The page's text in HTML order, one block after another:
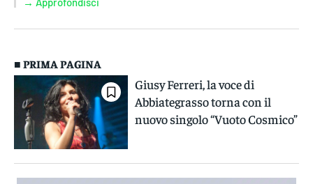
■ PRIMA PAGINA
Giusy Ferreri, la voce di
Abbiategrasso torna con il
nuovo singolo “Vuoto Cosmico”